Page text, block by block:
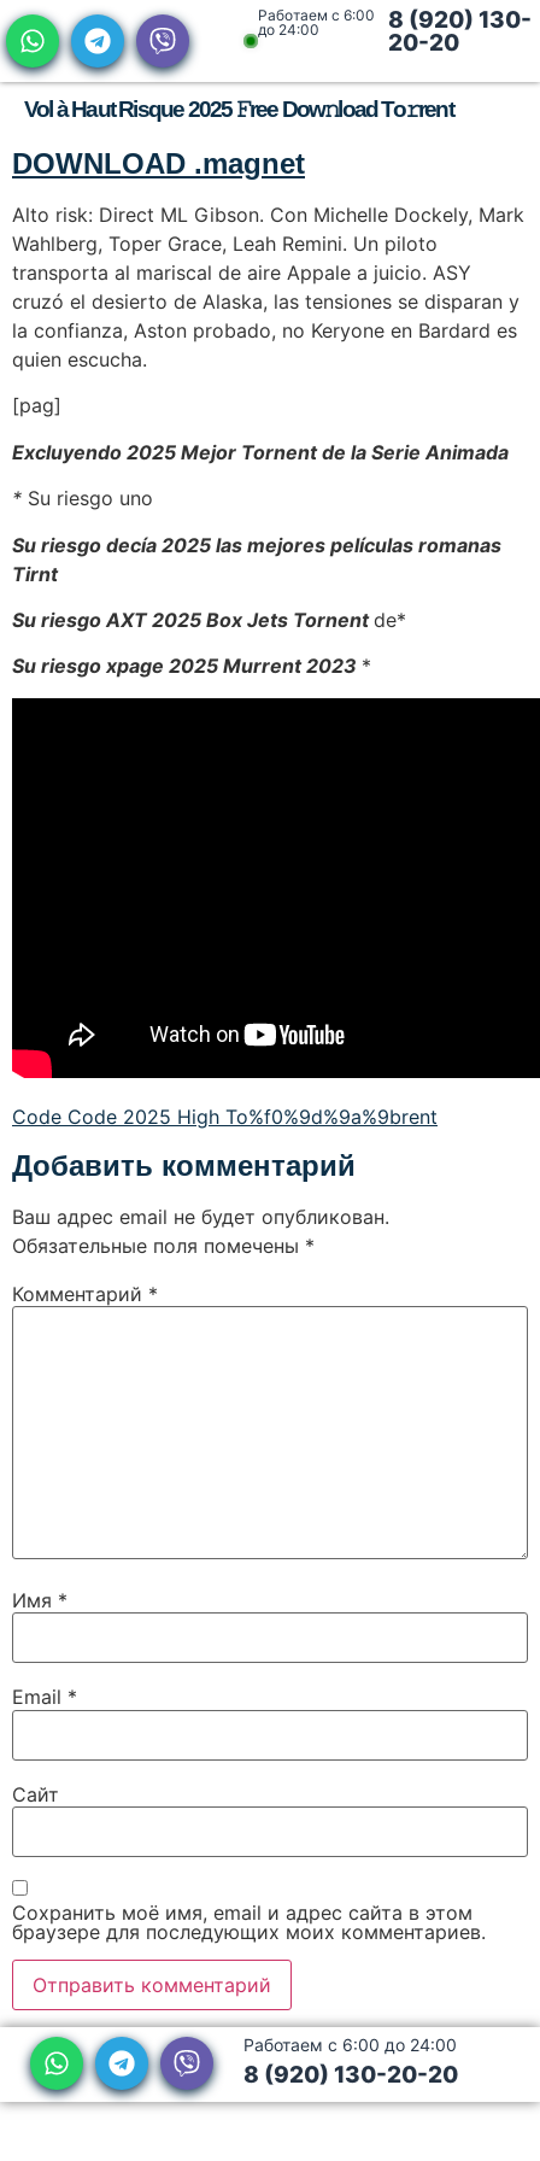
Работаем с 6:00
до 24:00
8 (920) 130-
20-20
Vol à Haut Risque 2025 𝙵ree Dow𝚗load To𝚛rent
DOWNLOAD .magnet
Alto risk: Direct ML Gibson. Con Michelle Dockely, Mark
Wahlberg, Toper Grace, Leah Remini. Un piloto
transporta al mariscal de aire Appale a juicio. ASY
cruzó el desierto de Alaska, las tensiones se disparan y
la confianza, Aston probado, no Keryone en Bardard es
quien escucha.
[pag]
Excluyendo 2025 Mejor Tornent de la Serie Animada
* Su riesgo uno
Su riesgo decía 2025 las mejores películas romanas
Tirnt
Su riesgo AXT 2025 Box Jets Tornentde*
Su riesgo xpage 2025 Murrent 2023 *
Code Code 2025 High To%f0%9d%9a%9brent
Добавить комментарий
Ваш адрес email не будет опубликован.
Обязательные поля помечены *
Комментарий *
Имя *
Email *
Сайт
Сохранить моё имя, email и адрес сайта в этом
браузере для последующих моих комментариев.
Работаем с 6:00 до 24:00
8 (920) 130-20-20